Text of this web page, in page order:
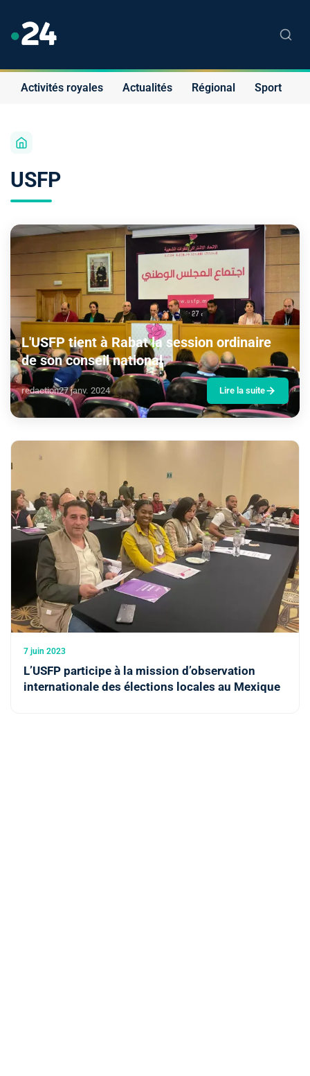
Activités royales Actualités Régional Sport
USFP
L'USFP tient à Rabat la session ordinaire
de son conseil national
redaction27 janv. 2024 Lire la suite
7 juin 2023
L’USFP participe à la mission d’observation
internationale des élections locales au Mexique